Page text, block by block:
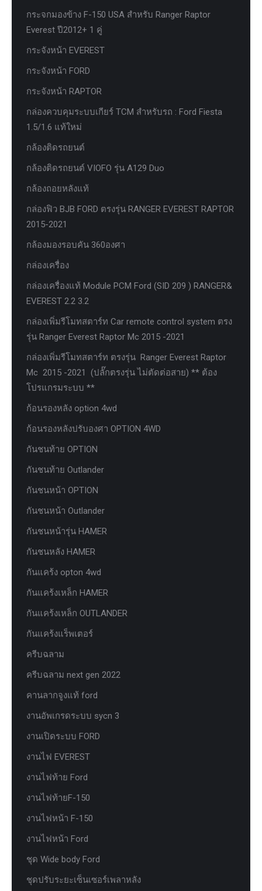
กระจกมองข้าง F-150 USA สำหรับ Ranger Raptor
Everest ปี2012+ 1 คู่
กระจังหน้า EVEREST
กระจังหน้า FORD
กระจังหน้า RAPTOR
กล่องควบคุมระบบเกียร์ TCM สำหรับรถ : Ford Fiesta
1.5/1.6 แท้ใหม่
กล้องติดรถยนต์
กล้องติดรถยนต์ VIOFO รุ่น A129 Duo
กล้องถอยหลังแท้
กล่องฟิว BJB FORD ตรงรุ่น RANGER EVEREST RAPTOR
2015-2021
กล้องมองรอบคัน 360องศา
กล่องเครื่อง
กล่องเครื่องแท้ Module PCM Ford (SID 209 ) RANGER&
EVEREST 2.2 3.2
กล่องเพิ่มรีโมทสตาร์ท Car remote control system ตรง
รุ่น Ranger Everest Raptor Mc 2015 -2021
กล่องเพิ่มรีโมทสตาร์ท ตรงรุ่น Ranger Everest Raptor
Mc 2015 -2021 (ปลั๊กตรงรุ่น ไม่ตัดต่อสาย) ** ต้อง
โปรแกรมระบบ **
ก้อนรองหลัง option 4wd
ก้อนรองหลังปรับองศา OPTION 4WD
กันชนท้าย OPTION
กันชนท้าย Outlander
กันชนหน้า OPTION
กันชนหน้า Outlander
กันชนหน้ารุ่น HAMER
กันชนหลัง HAMER
กันแคร้ง opton 4wd
กันแคร้งเหล็ก HAMER
กันแคร้งเหล็ก OUTLANDER
กันแคร้งแร็พเตอร์
ครีบฉลาม
ครีบฉลาม next gen 2022
คานลากจูงแท้ ford
งานอัพเกรดระบบ sycn 3
งานเปิดระบบ FORD
งานไฟ EVEREST
งานไฟท้าย Ford
งานไฟท้ายF-150
งานไฟหน้า F-150
งานไฟหน้า Ford
ชุด Wide body Ford
ชุดปรับระยะเซ็นเซอร์เพลาหลัง